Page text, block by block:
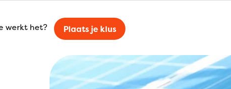
werkt het? Plaats je klus